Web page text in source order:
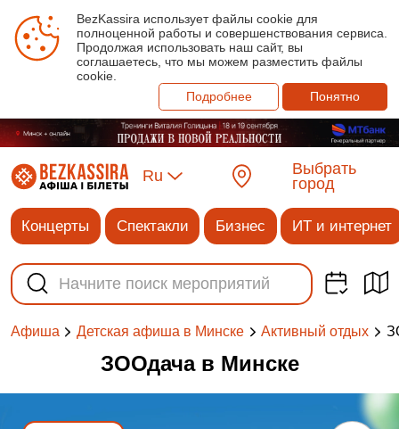
BezKassira использует файлы cookie для
полноценной работы и совершенствования сервиса.
Продолжая использовать наш сайт, вы
соглашаетесь, что мы можем разместить файлы
cookie.
Подробнее
Понятно
Ru
Выбрать
город
Концерты Спектакли Бизнес ИТ и интернет
Афиша Детская афиша в Минске Активный отдых
ЗООдача в Минске